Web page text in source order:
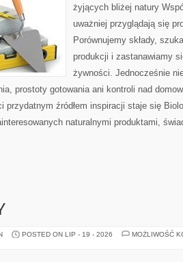
żyjących bliżej natury
uważniej przyglądają się
Porównujemy składy,
produkcji i zastanawiamy
żywności. Jednocześnie
prostoty gotowania ani kontroli nad
przydatnym źródłem inspiracji staje się
naturalnymi produktami,
POSTED ON LIP - 19 - 2026
MOŻLIWOŚĆ